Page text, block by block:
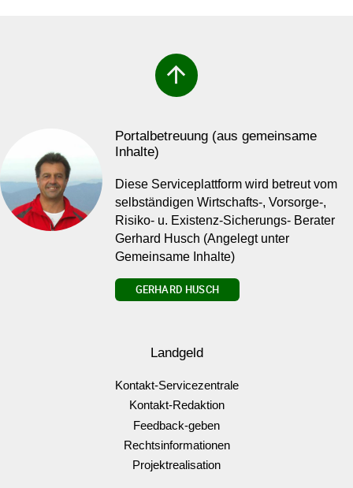
arrow_upward
Portalbetreuung (aus gemeinsame
Inhalte)
Diese Serviceplattform wird betreut vom
selbständigen Wirtschafts-, Vorsorge-,
Risiko- u. Existenz-Sicherungs- Berater
Gerhard Husch (Angelegt unter
Gemeinsame Inhalte)
GERHARD HUSCH
Landgeld
Kontakt-Servicezentrale
Kontakt-Redaktion
Feedback-geben
Rechtsinformationen
Projektrealisation